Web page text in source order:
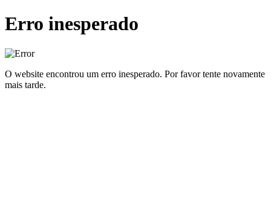
Erro inesperado
O website encontrou um erro inesperado. Por favor tente novamente
mais tarde.